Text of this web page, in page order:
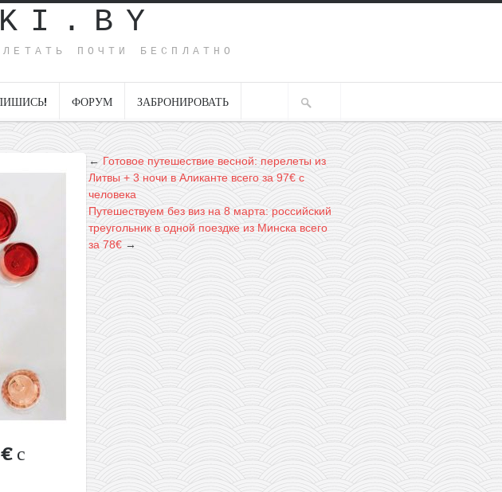
ПОЧТИ БЕСПЛАТНО
ФОРУМ ЗАБРОНИРОВАТЬ
с
←Готовое путешествие весной: перелеты из
Литвы + 3 ночи в Аликанте всего за 97€ с
человека
Путешествуем без виз на 8 марта: российский
треугольник в одной поездке из Минска всего
за 78€ →